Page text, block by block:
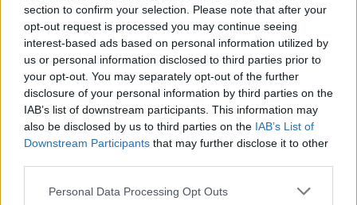
section to confirm your selection. Please note that after your
opt-out request is processed you may continue seeing
interest-based ads based on personal information utilized by
us or personal information disclosed to third parties prior to
your opt-out. You may separately opt-out of the further
disclosure of your personal information by third parties on the
IAB’s list of downstream participants. This information may
also be disclosed by us to third parties on the IAB’s List of
Downstream Participants that may further disclose it to other
Personal Data Processing Opt Outs
Merci Jean Luc sympa votre blog, j'aimerais faire
l'arnosteguy par Arneguy quitte à se faire mal...
savez vous si la route vers le pic de Beillurti est
cyclable recement? J'ai prévu de faire errozate le
lendemain,la route est en bon état il paraît.
26/10/2017 23:14•jll34
j'ai beaucoup de retard dans les comptes-rendus